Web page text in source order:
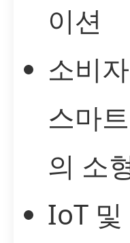
이션
소비
스마
의 소
IoT